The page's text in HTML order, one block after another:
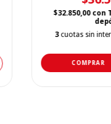
$32.850,00 con
3 cuotas sin
COMPRAR